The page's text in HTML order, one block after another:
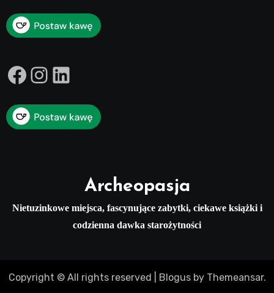
Facebook
Instagram
LinkedIn
Archeopasja
Nietuzinkowe miejsca, fascynujące zabytki, ciekawe książki i
codzienna dawka starożytności
Copyright © All rights reserved Blogusby Themeansar.